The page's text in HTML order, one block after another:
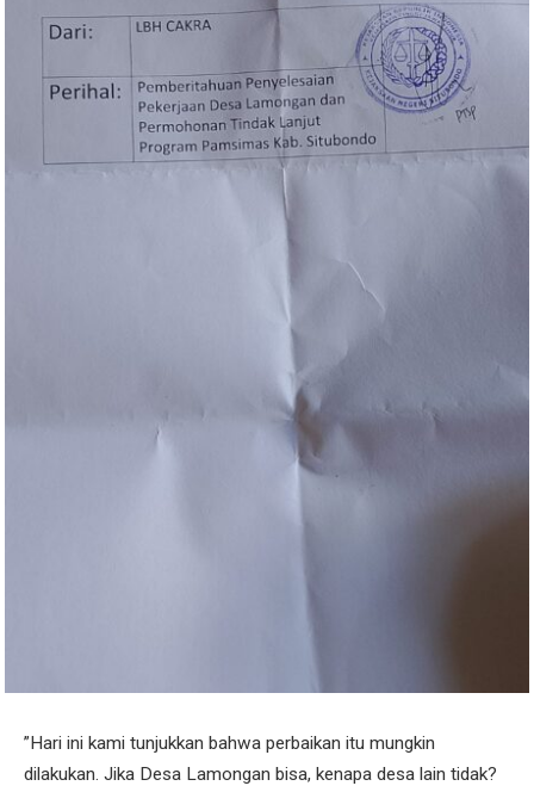
​”Hari ini kami tunjukkan bahwa perbaikan itu mungkin
dilakukan. Jika Desa Lamongan bisa, kenapa desa lain tidak?